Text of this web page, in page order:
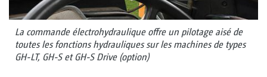
La commande électrohydraulique offre un pilotage aisé de
toutes les fonctions hydrauliques sur les machines de types
GH-LT, GH-S et GH-S Drive (option)